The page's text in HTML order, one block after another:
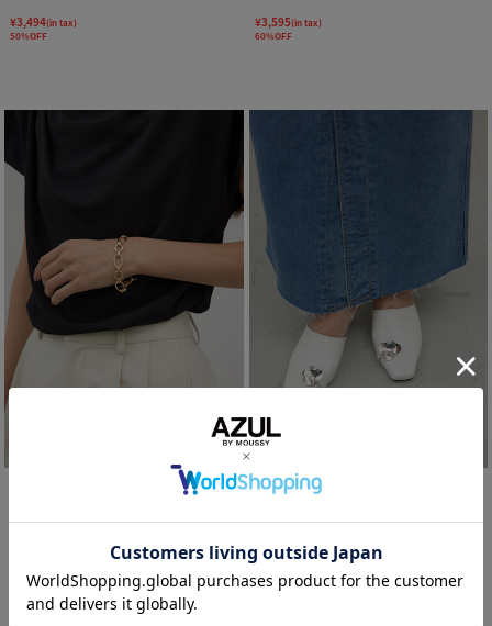
¥3,494(in tax)
50%OFF
¥3,595(in tax)
60%OFF
WEB限定
60%OFF